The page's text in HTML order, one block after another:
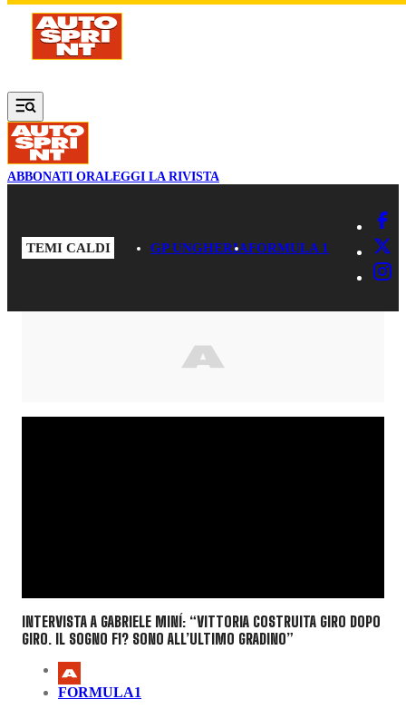
Vai al contenuto principale
ABBONATI ORALEGGI LA RIVISTA
TEMI CALDI GP UNGHERIAFORMULA 1
INTERVISTA A GABRIELE MINÍ: “VITTORIA COSTRUITA GIRO DOPO
GIRO. IL SOGNO F1? SONO ALL’ULTIMO GRADINO”
FORMULA1